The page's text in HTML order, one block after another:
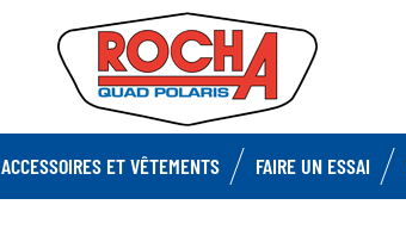
ACCESSOIRES ET VÊTEMENTS FAIRE UN ESSAI